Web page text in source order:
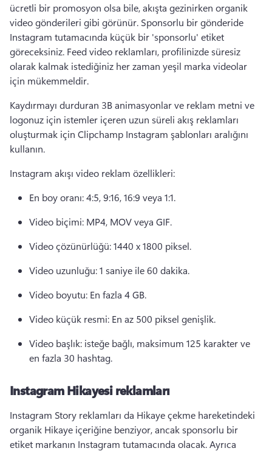
ücretli bir promosyon olsa bile, akışta gezinirken organik
video gönderileri gibi görünür. Sponsorlu bir gönderide
Instagram tutamacında küçük bir 'sponsorlu' etiket
göreceksiniz. Feed video reklamları, profilinizde süresiz
olarak kalmak istediğiniz her zaman yeşil marka videolar
için mükemmeldir.
Kaydırmayı durduran 3B animasyonlar ve reklam metni ve
logonuz için istemler içeren uzun süreli akış reklamları
oluşturmak için Clipchamp Instagram şablonları aralığını
kullanın.
Instagram akışı video reklam özellikleri:
En boy oranı: 4:5, 9:16, 16:9 veya 1:1.
Video biçimi: MP4, MOV veya GIF.
Video çözünürlüğü: 1440 x 1800 piksel.
Video uzunluğu: 1 saniye ile 60 dakika.
Video boyutu: En fazla 4 GB.
Video küçük resmi: En az 500 piksel genişlik.
Video başlık: isteğe bağlı, maksimum 125 karakter ve
en fazla 30 hashtag.
Instagram Hikayesi reklamları
Instagram Story reklamları da Hikaye çekme hareketindeki
organik Hikaye içeriğine benziyor, ancak sponsorlu bir
etiket markanın Instagram tutamacında olacak. Ayrıca